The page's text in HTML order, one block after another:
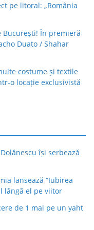
pe litoral: „România
București! În premieră
Duato / Shahar
costume și textile
o locație exclusivistă
își serbează
lansează “Iubirea
lângă el pe viitor
de 1 mai pe un yaht